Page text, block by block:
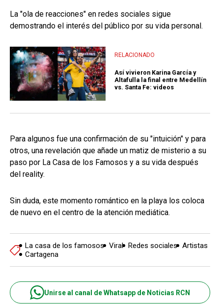
La "ola de reacciones" en redes sociales sigue
demostrando el interés del público por su vida personal.
RELACIONADO
Así vivieron Karina García y
Altafulla la final entre Medellín
vs. Santa Fe: videos
Para algunos fue una confirmación de su "intuición" y para
otros, una revelación que añade un matiz de misterio a su
paso por La Casa de los Famosos y a su vida después
del reality.
Sin duda, este momento romántico en la playa los coloca
de nuevo en el centro de la atención mediática.
La casa de los famosos Viral Redes sociales Artistas
Cartagena
Unirse al canal de Whatsapp de Noticias RCN